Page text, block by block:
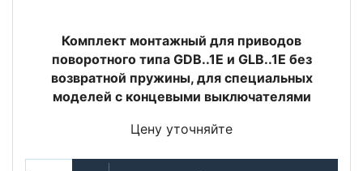
Комплект монтажный для приводов
поворотного типа GDB..1E и GLB..1E без
возвратной пружины, для специальных
моделей с концевыми выключателями
Цену уточняйте